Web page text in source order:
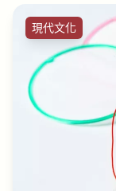
現代文化